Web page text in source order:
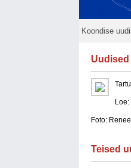
Koondise
Uudised
Loe:
Foto:
Teised